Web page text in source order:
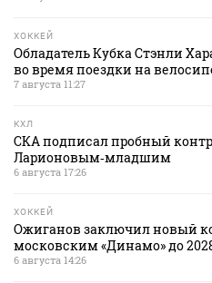
ХОККЕЙ
Обладатель Кубка Стэнли
во время поездки на
7 августа 11:27
КХЛ
СКА подписал пробный
Ларионовым‑младшим
6 августа 17:26
ХОККЕЙ
Ожиганов заключил новый
московским «Динамо» до
6 августа 14:26